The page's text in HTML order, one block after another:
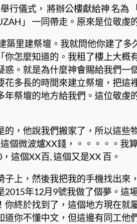
行儀式， 將辦公樓獻給神 名
」 一同帶走。原來是位敬虔
里建祭壇。我就問他你建了
怎麼知道的。我租了樓上大
。就是為什麼神會賜給我們
多長的時間來建立祭壇，把
祭壇的地方給我們。這位敬
，他說我們搬家了，所以這
個微波爐XX錢，。。。。。
這個XX百, 這個又是XX 百。
上，然後我把我的手機找出
年12月9號我做了個夢。
終於找到了，這個地方現在
你不懂中文，但這邊有同工